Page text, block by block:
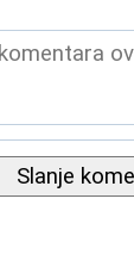
Slanje